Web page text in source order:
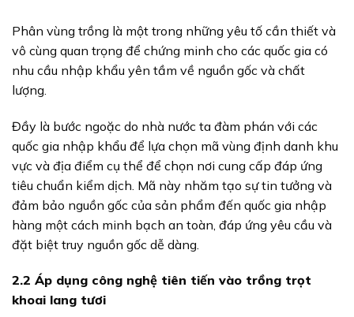
Phân vùng trồng là một trong những yêu tố cần thiết và
vô cùng quan trọng để chứng minh cho các quốc gia có
nhu cầu nhập khẩu yên tầm về nguồn gốc và chất
lượng.
Đầy là bước ngoặc do nhà nước ta đàm phán với các
quốc gia nhập khẩu để lựa chọn mã vùng định danh khu
vực và địa điểm cụ thể để chọn nơi cung cấp đáp ứng
tiêu chuẩn kiểm dịch. Mã này nhăm tạo sự tin tưởng và
đảm bảo nguồn gốc của sản phẩm đến quốc gia nhập
hàng một cách minh bạch an toàn, đáp ứng yêu cầu và
đặt biệt truy nguồn gốc dễ dàng.
2.2 Áp dụng công nghệ tiên tiến vào trồng trọt
khoai lang tươi